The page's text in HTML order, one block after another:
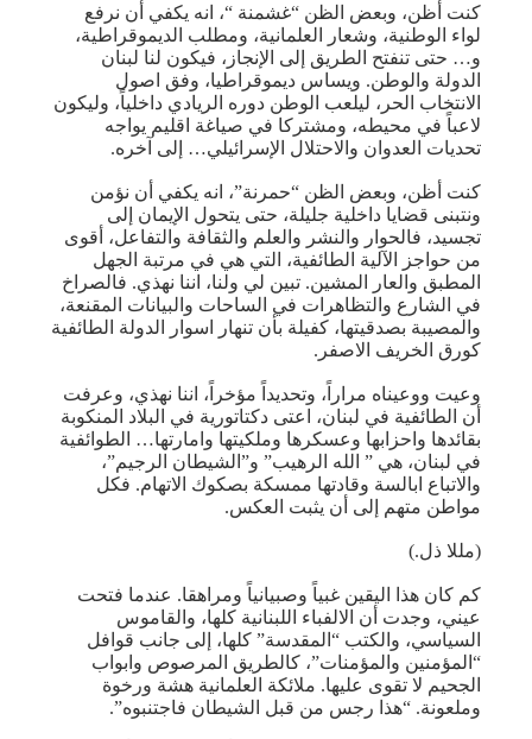
كنت أظن، وبعض الظن “غشمنة “، انه يكفي أن نرفع
لواء الوطنية، وشعار العلمانية، ومطلب الديموقراطية،
و… حتى تنفتح الطريق إلى الإنجاز، فيكون لنا لبنان
الدولة والوطن. ويساس ديموقراطيا، وفق اصول
الانتخاب الحر، ليلعب الوطن دوره الريادي داخلياً، وليكون
لاعباً في محيطه، ومشتركا في صياغة اقليم يواجه
تحديات العدوان والاحتلال الإسرائيلي… إلى آخره.
كنت أظن، وبعض الظن “حمرنة”، انه يكفي أن نؤمن
ونتبنى قضايا داخلية جليلة، حتى يتحول الإيمان إلى
تجسيد، فالحوار والنشر والعلم والثقافة والتفاعل، أقوى
من حواجز الآلية الطائفية، التي هي في مرتبة الجهل
المطبق والعار المشين. تبين لي ولنا، اننا نهذي. فالصراخ
في الشارع والتظاهرات في الساحات والبيانات المقنعة،
والمصيبة بصدقيتها، كفيلة بأن تنهار اسوار الدولة الطائفية
كورق الخريف الاصفر.
وعيت ووعيناه مراراً، وتحديداً مؤخراً، اننا نهذي، وعرفت
أن الطائفية في لبنان، اعتى دكتاتورية في البلاد المنكوبة
بقائدها واحزابها وعسكرها وملكيتها وامارتها… الطوائفية
في لبنان، هي ” الله الرهيب” و”الشيطان الرجيم”،
والاتباع ابالسة وقادتها ممسكة بصكوك الاتهام. فكل
مواطن متهم إلى أن يثبت العكس.
(مللا ذل.)
كم كان هذا اليقين غبياً وصبيانياً ومراهقا. عندما فتحت
عيني، وجدت أن الالفباء اللبنانية كلها، والقاموس
السياسي، والكتب “المقدسة” كلها، إلى جانب قوافل
“المؤمنين والمؤمنات”، كالطريق المرصوص وابواب
الجحيم لا تقوى عليها. ملائكة العلمانية هشة ورخوة
وملعونة. “هذا رجس من قبل الشيطان فاجتنبوه”.